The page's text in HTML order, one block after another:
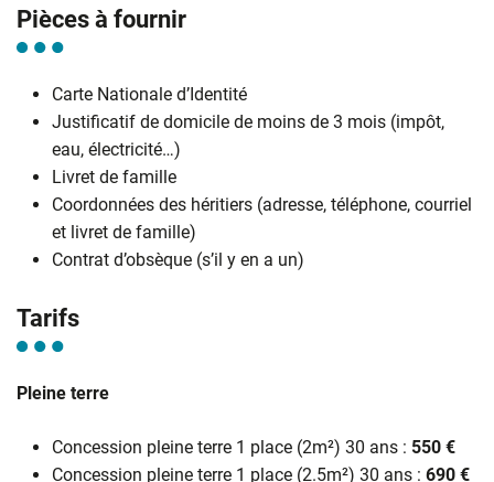
Pièces à fournir
Carte Nationale d’Identité
Justificatif de domicile de moins de 3 mois (impôt,
eau, électricité…)
Livret de famille
Coordonnées des héritiers (adresse, téléphone, courriel
et livret de famille)
Contrat d’obsèque (s’il y en a un)
Tarifs
Pleine terre
Concession pleine terre 1 place (2m²) 30 ans : 550 €
Concession pleine terre 1 place (2.5m²) 30 ans : 690 €